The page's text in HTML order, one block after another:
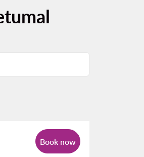
Book now